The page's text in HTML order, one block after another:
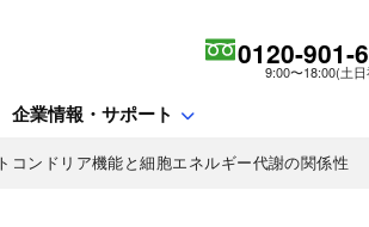
0120-901-
9:00〜18:00(土
企業情報・サポート
コンドリア機能と細胞エネルギー代謝の関係性